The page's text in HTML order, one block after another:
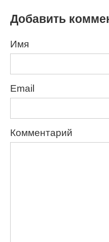
Добавить
Имя
Email
Комментарий